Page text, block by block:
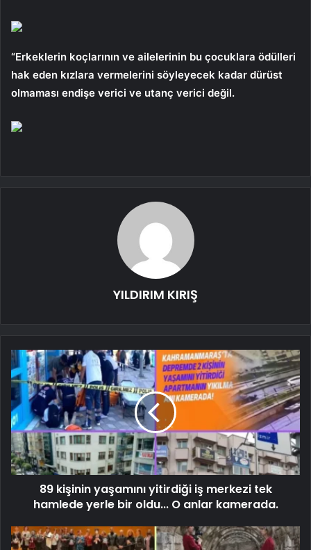
“Erkeklerin koçlarının ve ailelerinin bu çocuklara ödülleri
hak eden kızlara vermelerini söyleyecek kadar dürüst
olmaması endişe verici ve utanç verici değil.
YILDIRIM KIRIŞ
89 kişinin yaşamını yitirdiği iş merkezi tek
hamlede yerle bir oldu... O anlar kamerada.